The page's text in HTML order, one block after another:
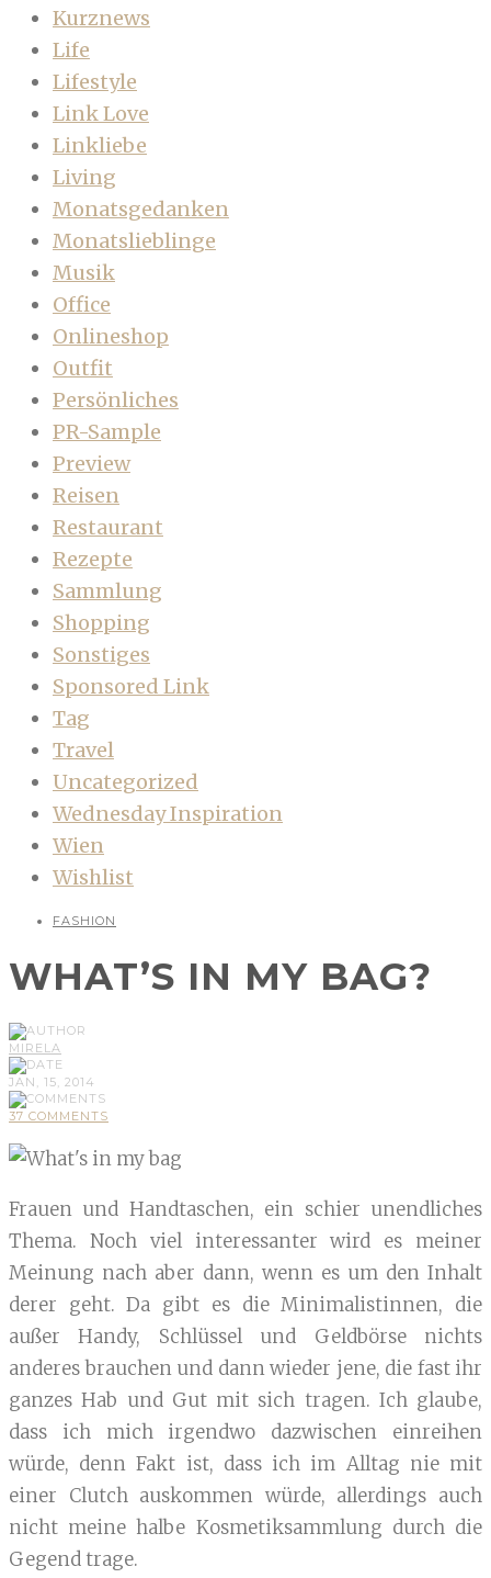
Kurznews
Life
Lifestyle
Link Love
Linkliebe
Living
Monatsgedanken
Monatslieblinge
Musik
Office
Onlineshop
Outfit
Persönliches
PR-Sample
Preview
Reisen
Restaurant
Rezepte
Sammlung
Shopping
Sonstiges
Sponsored Link
Tag
Travel
Uncategorized
Wednesday Inspiration
Wien
Wishlist
FASHION
WHAT’S IN MY BAG?
MIRELA
JAN, 15, 2014
37 COMMENTS
Frauen und Handtaschen, ein schier unendliches
Thema. Noch viel interessanter wird es meiner
Meinung nach aber dann, wenn es um den Inhalt
derer geht. Da gibt es die Minimalistinnen, die
außer Handy, Schlüssel und Geldbörse nichts
anderes brauchen und dann wieder jene, die fast ihr
ganzes Hab und Gut mit sich tragen. Ich glaube,
dass ich mich irgendwo dazwischen einreihen
würde, denn Fakt ist, dass ich im Alltag nie mit
einer Clutch auskommen würde, allerdings auch
nicht meine halbe Kosmetiksammlung durch die
Gegend trage.